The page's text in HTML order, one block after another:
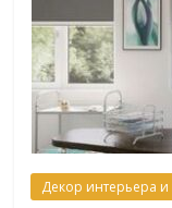
Декор интерьера